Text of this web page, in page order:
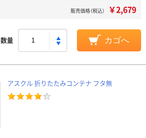
販売価格（税込） ￥2,679
数量 カゴへ
アスクル 折りたたみコンテナ フタ無